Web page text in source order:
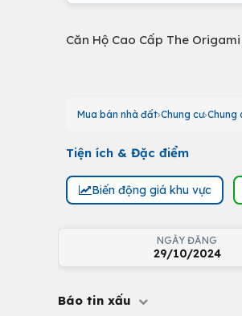
Căn Hộ Cao Cấp The
Mua bán nhà đất Chung cư Chung
Tiện ích & Đặc điểm
Biến động giá khu vực
NGÀY ĐĂNG
29/10/2024
Báo tin xấu